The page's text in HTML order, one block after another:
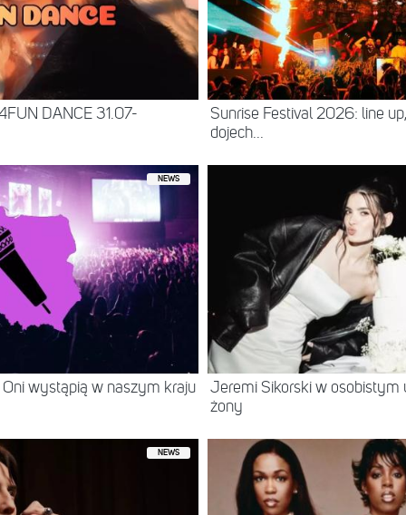
DANCE 31.07-
Sunrise Festival 2026: line
dojech...
NEWS
wystąpią w naszym kraju
Jeremi Sikorski w osobistym
żony
NEWS